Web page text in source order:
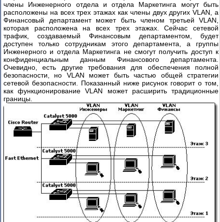
члены Инженерного отдела и отдела Маркетинга могут быть
расположены на всех трех этажах как члены двух других VLAN, а
Финансовый департамент может быть членом третьей VLAN,
которая расположена на всех трех этажах. Сейчас сетевой
трафик, создаваемый Финансовым департаментом, будет
доступен только сотрудникам этого департамента, а группы
Инженерного и отдела Маркетинга не смогут получить доступ к
конфиденциальным данным Финансового департамента.
Очевидно, есть другие требования для обеспечения полной
безопасности, но VLAN может быть частью общей стратегии
сетевой безопасности. Показанный ниже рисунок говорит о том,
как функционирование VLAN может расширить традиционные
границы.